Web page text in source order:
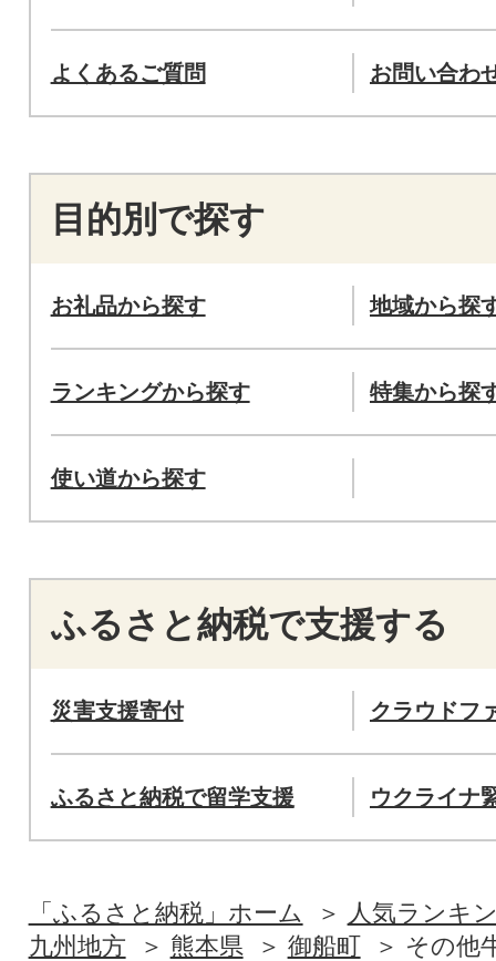
よくあるご質問 お問い合わ
目的別で探す
お礼品から探す 地域から探
ランキングから探す 特集から探
使い道から探す
ふるさと納税で支援する
災害支援寄付 クラウドフ
ふるさと納税で留学支援 ウクライナ
「ふるさと納税」ホーム
人気ランキ
九州地方
熊本県 御船町 その他